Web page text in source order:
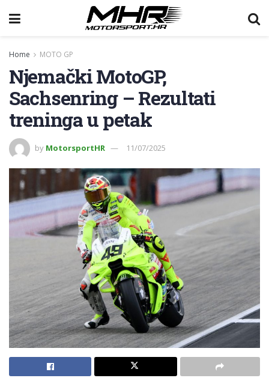
Home MOTO GP
Njemački MotoGP,
Sachsenring – Rezultati
treninga u petak
by MotorsportHR 11/07/2025